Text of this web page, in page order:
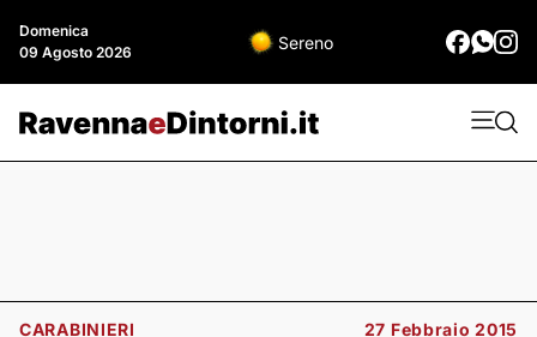
Domenica
09 Agosto 2026
Sereno
CARABINIERI 27 Febbraio 2015